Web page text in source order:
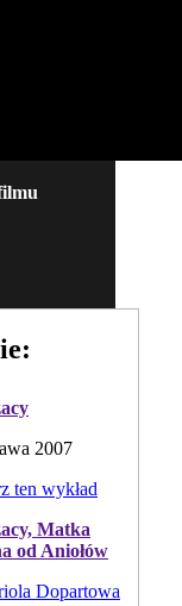
2007
ten wykład
Matka
od Aniołów
Dopartowa